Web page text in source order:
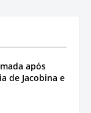
após
de Jacobina e